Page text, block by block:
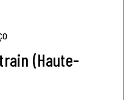
(Haute-